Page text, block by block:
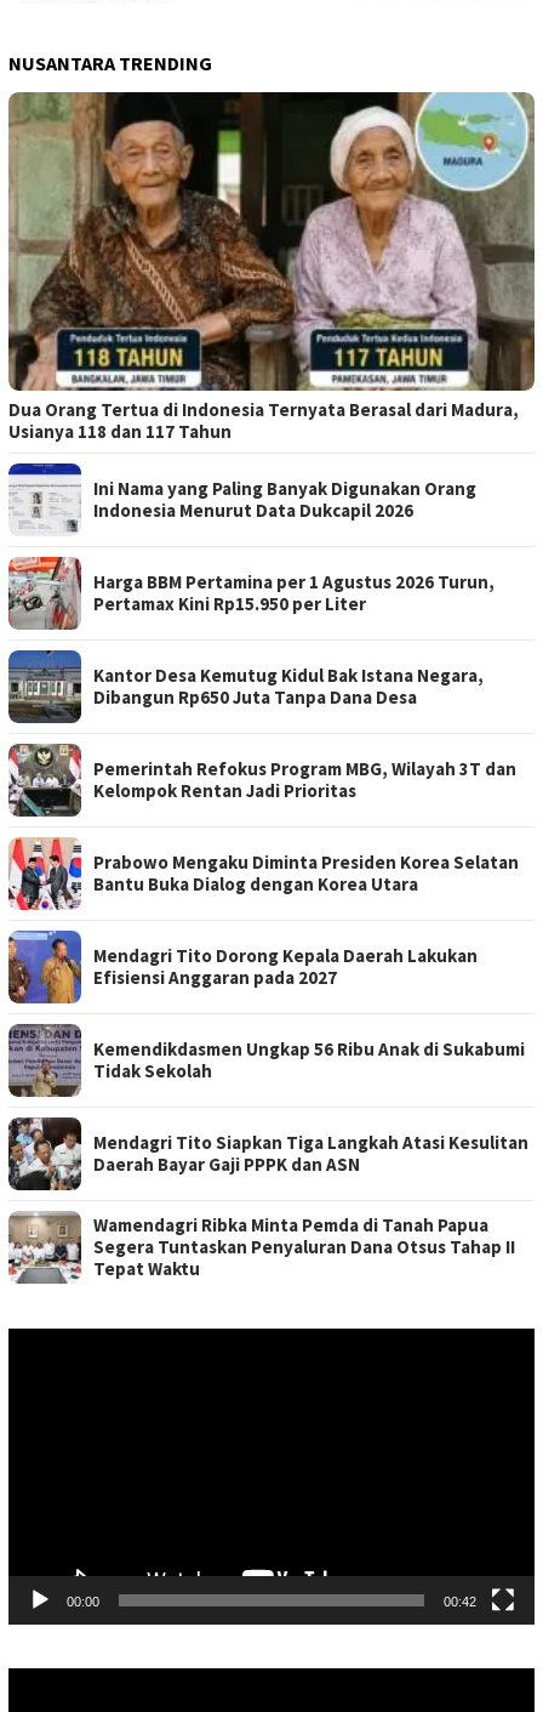
NUSANTARA TRENDING
Dua Orang Tertua di Indonesia Ternyata Berasal dari Madura,
Usianya 118 dan 117 Tahun
Ini Nama yang Paling Banyak Digunakan Orang
Indonesia Menurut Data Dukcapil 2026
Harga BBM Pertamina per 1 Agustus 2026 Turun,
Pertamax Kini Rp15.950 per Liter
Kantor Desa Kemutug Kidul Bak Istana Negara,
Dibangun Rp650 Juta Tanpa Dana Desa
Pemerintah Refokus Program MBG, Wilayah 3T dan
Kelompok Rentan Jadi Prioritas
Prabowo Mengaku Diminta Presiden Korea Selatan
Bantu Buka Dialog dengan Korea Utara
Mendagri Tito Dorong Kepala Daerah Lakukan
Efisiensi Anggaran pada 2027
Kemendikdasmen Ungkap 56 Ribu Anak di Sukabumi
Tidak Sekolah
Mendagri Tito Siapkan Tiga Langkah Atasi Kesulitan
Daerah Bayar Gaji PPPK dan ASN
Wamendagri Ribka Minta Pemda di Tanah Papua
Segera Tuntaskan Penyaluran Dana Otsus Tahap II
Tepat Waktu
00:00 00:42